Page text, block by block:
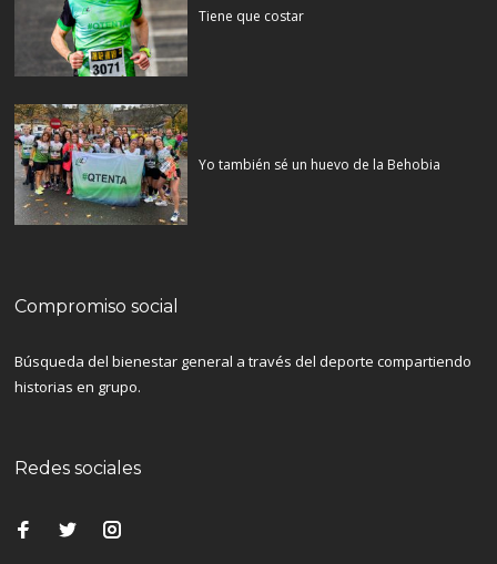
Tiene que costar
Yo también sé un huevo de la Behobia
Compromiso social
Búsqueda del bienestar general a través del deporte compartiendo
historias en grupo.
Redes sociales